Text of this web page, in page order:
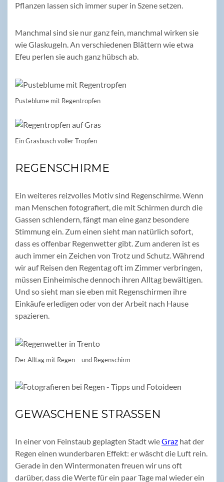
Pflanzen lassen sich immer super in Szene setzen.
Manchmal sind sie nur ganz fein, manchmal wirken sie
wie Glaskugeln. An verschiedenen Blättern wie etwa
Efeu perlen sie auch ganz hübsch ab.
Pusteblume mit Regentropfen
Ein Grasbusch voller Tropfen
REGENSCHIRME
Ein weiteres reizvolles Motiv sind Regenschirme. Wenn
man Menschen fotografiert, die mit Schirmen durch die
Gassen schlendern, fängt man eine ganz besondere
Stimmung ein. Zum einen sieht man natürlich sofort,
dass es offenbar Regenwetter gibt. Zum anderen ist es
auch immer ein Zeichen von Trotz und Schutz. Während
wir auf Reisen den Regentag oft im Zimmer verbringen,
müssen Einheimische dennoch ihren Alltag bewältigen.
Und so sieht man sie eben mit Regenschirmen ihre
Einkäufe erledigen oder von der Arbeit nach Hause
spazieren.
Der Alltag mit Regen – und Regenschirm
GEWASCHENE STRASSEN
In einer von Feinstaub geplagten Stadt wieGraz hat der
Regen einen wunderbaren Effekt: er wäscht die Luft rein.
Gerade in den Wintermonaten freuen wir uns oft
darüber, dass die Werte für ein paar Tage mal wieder ein